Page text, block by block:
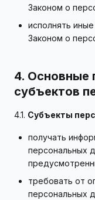
Законом о
исполнять
Законом о
4. Основные
субъектов
4.1. Субъекты
получать
персональных
требовать от
персональных